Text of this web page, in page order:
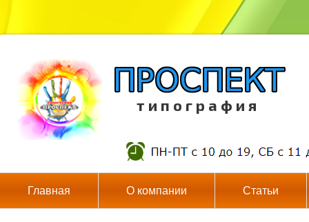
т и п о г р а ф и я
Главная О компании Статьи